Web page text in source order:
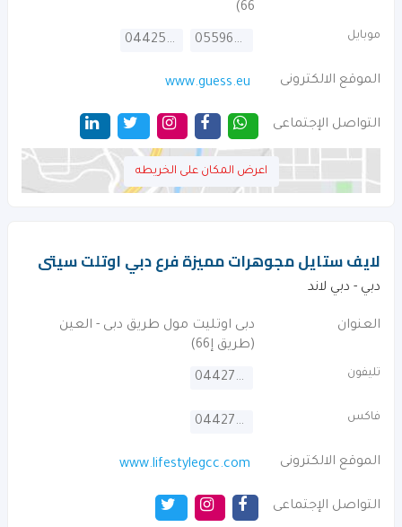
66)
موبايل 0559625272
044255841
الموقع الالكترونى www.guess.eu
التواصل الإجتماعى
اعرض المكان على الخريطه
لايف ستايل مجوهرات مميزة فرع دبي اوتلت سيتى
دبي - دبي لاند
العنوان
دبى اوتليت مول طريق دبى - العين
(طريق إ66)
تليفون 044273158
فاكس 044273159
الموقع الالكترونى www.lifestylegcc.com
التواصل الإجتماعى